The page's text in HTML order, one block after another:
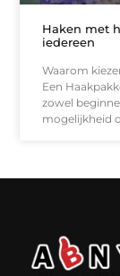
Haken met
iedereen
Waarom
Een
zowel
mogelijkheid